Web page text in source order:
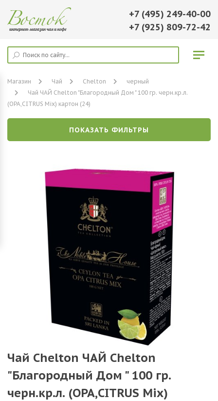
+7 (495) 249-40-00
+7 (925) 809-72-42
Магазин Чай Chelton
черный
Чай ЧАЙ Chelton "Благородный Дом " 100 гр. черн.кр.л.
(ОРА,CITRUS Mix) картон (24)
ПОКАЗАТЬ ФИЛЬТРЫ
Чай Chelton ЧАЙ Chelton
"Благородный Дом " 100 гр.
черн.кр.л. (ОРА,CITRUS Mix)